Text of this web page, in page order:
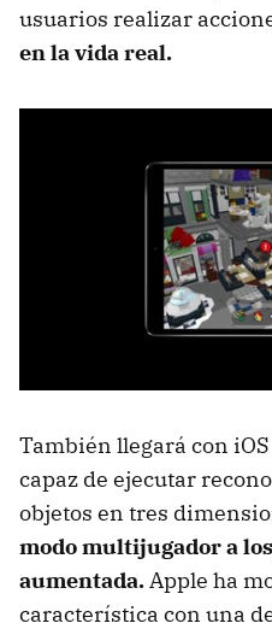
usuarios realizar
en la vida real.
También llegará con
capaz de ejecutar
objetos en tres
modo multijugador a
aumentada.Apple ha
característica con una